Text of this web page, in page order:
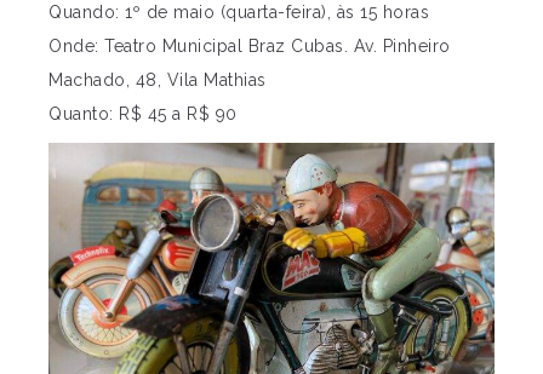
Quando: 1º de maio (quarta-feira), às 15 horas
Onde: Teatro Municipal Braz Cubas. Av. Pinheiro
Machado, 48, Vila Mathias
Quanto: R$ 45 a R$ 90